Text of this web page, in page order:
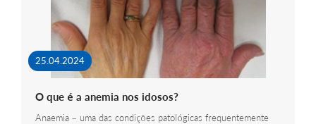
25.04.2024
O que é a anemia nos idosos?
Anaemia – uma das condições patológicas frequentemente